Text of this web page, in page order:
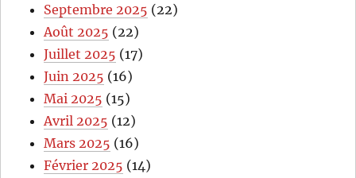
Septembre 2025 (22)
Août 2025 (22)
Juillet 2025 (17)
Juin 2025 (16)
Mai 2025 (15)
Avril 2025 (12)
Mars 2025 (16)
Février 2025 (14)